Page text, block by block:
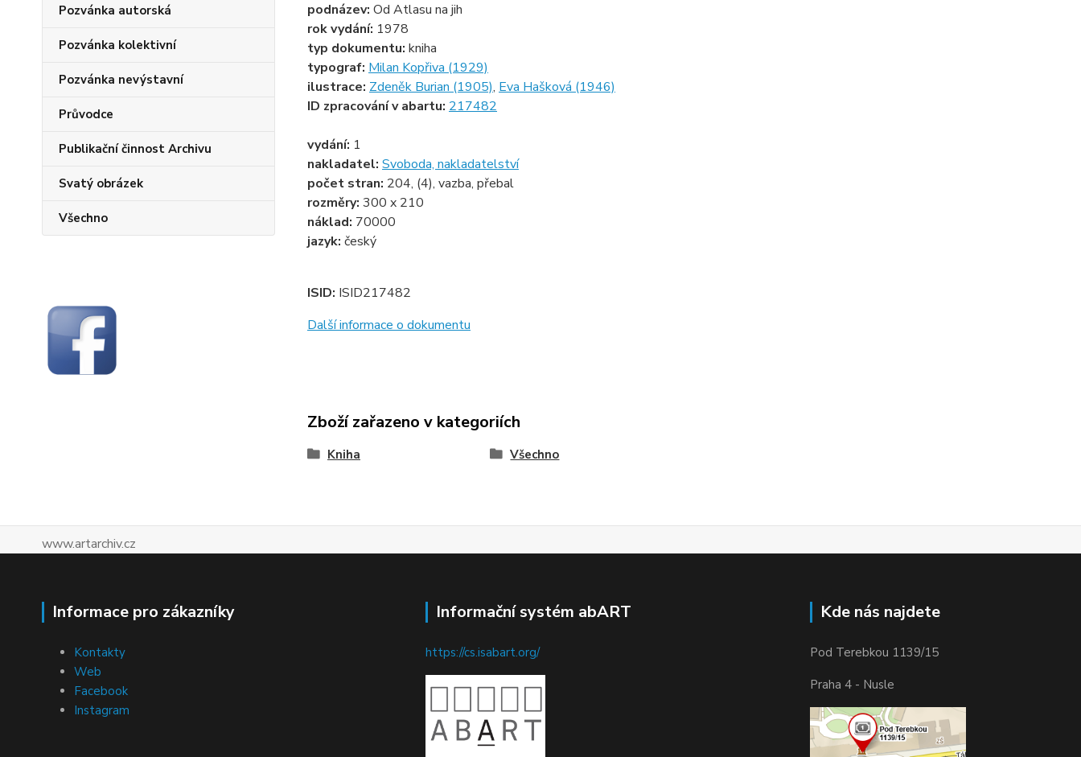
Pozvánka autorská
Pozvánka kolektivní
Pozvánka nevýstavní
Průvodce
Publikační činnost Archivu
Svatý obrázek
Všechno
podnázev: Od Atlasu na jih
rok vydání: 1978
typ dokumentu: kniha
typograf: Milan Kopřiva (1929)
ilustrace: Zdeněk Burian (1905), Eva Hašková (1946)
ID zpracování v abartu: 217482
vydání: 1
nakladatel: Svoboda, nakladatelství
počet stran: 204, (4), vazba, přebal
rozměry: 300 x 210
náklad: 70000
jazyk: český
ISID: ISID217482
Další informace o dokumentu
Zboží zařazeno v kategoriích
Kniha Všechno
www.artarchiv.cz
Informace pro zákazníky
Kontakty
Web
Facebook
Instagram
Informační systém abART
https://cs.isabart.org/
Kde nás najdete
Pod Terebkou 1139/15
Praha 4 - Nusle